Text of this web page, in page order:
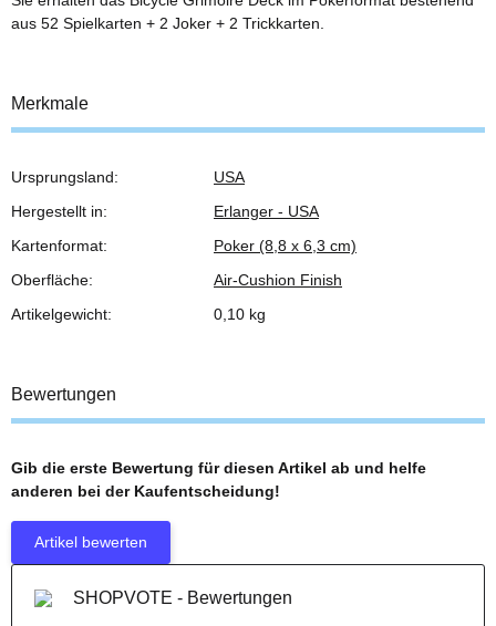
aus 52 Spielkarten + 2 Joker + 2 Trickkarten.
Merkmale
Produkteigenschaft
Wert
Ursprungsland:
USA
Hergestellt in:
Erlanger - USA
Kartenformat:
Poker (8,8 x 6,3 cm)
Oberfläche:
Air-Cushion Finish
Artikelgewicht:
0,10 kg
Bewertungen
Gib die erste Bewertung für diesen Artikel ab und helfe
anderen bei der Kaufentscheidung!
Artikel bewerten
SHOPVOTE - Bewertungen